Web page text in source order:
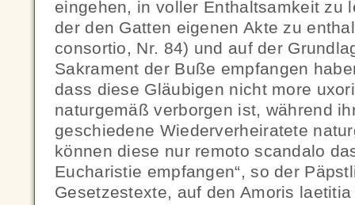
eingehen, in voller Enthaltsamkeit zu
der den Gatten eigenen Akte zu
consortio, Nr. 84) und auf der
Sakrament der Buße empfangen
dass diese Gläubigen nicht more
naturgemäß verborgen ist, während
geschiedene Wiederverheiratete
können diese nur remoto scandalo
Eucharistie empfangen“, so der
Gesetzestexte, auf den Amoris